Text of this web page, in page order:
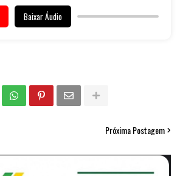
Baixar Áudio
Próxima Postagem